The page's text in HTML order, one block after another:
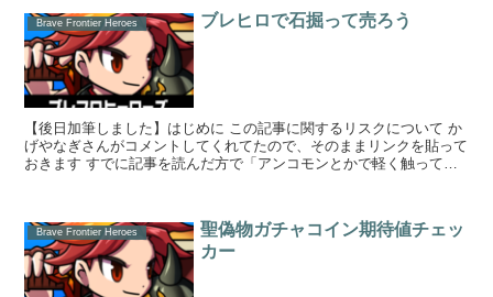
Brave Frontier Heroes ブレヒロで石掘って売ろう
【後日加筆しました】はじめに この記事に関するリスクについて か
げやなぎさんがコメントしてくれてたので、そのままリンクを貼って
おきます すでに記事を読んだ方で「アンコモンとかで軽く触ってい
Brave Frontier Heroes
聖偽物ガチャコイン期待値チェッ
カー